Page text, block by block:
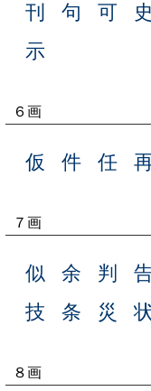
刊 句 可 史
示
６画
仮 件 任
７画
似 余 判
技
条 災
８画